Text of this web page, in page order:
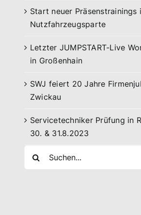
Start neuer Präsenstrainings
Nutzfahrzeugsparte
Letzter JUMPSTART-Live
in Großenhain
SWJ feiert 20 Jahre
Zwickau
Servicetechniker Prüfung in
30. & 31.8.2023